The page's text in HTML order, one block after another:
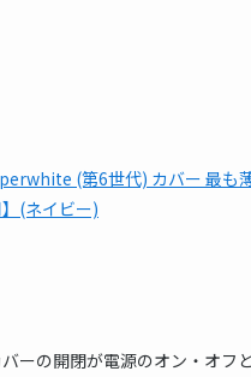
(第6世代) カバー 最も
(ネイビー)
ーの開閉が電源のオン・オフ